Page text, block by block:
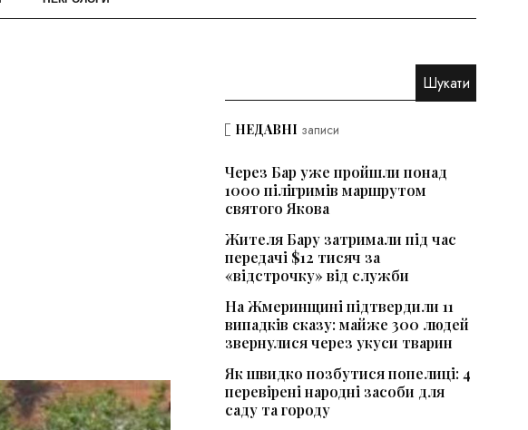
НЕДАВНІ записи
Через Бар уже пройшли понад
1000 пілігримів маршрутом
святого Якова
Жителя Бару затримали під час
передачі $12 тисяч за
«відстрочку» від служби
На Жмеринщині підтвердили 11
випадків сказу: майже 300 людей
звернулися через укуси тварин
Як швидко позбутися попелиці: 4
перевірені народні засоби для
саду та городу